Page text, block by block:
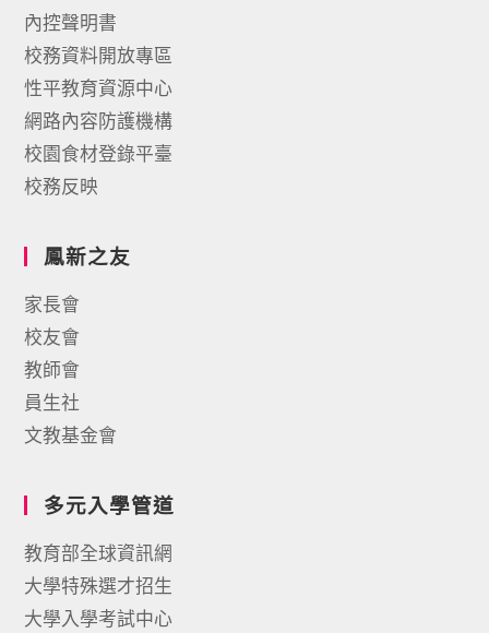
內控聲明書
校務資料開放專區
性平教育資源中心
網路內容防護機構
校園食材登錄平臺
校務反映
鳳新之友
家長會
校友會
教師會
員生社
文教基金會
多元入學管道
教育部全球資訊網
大學特殊選才招生
大學入學考試中心